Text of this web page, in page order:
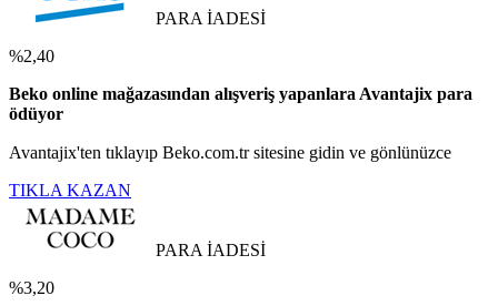
PARA İADESİ
%2,40
Beko online mağazasından alışveriş yapanlara Avantajix para
ödüyor
Avantajix'ten tıklayıp Beko.com.tr sitesine gidin ve gönlünüzce
TIKLA KAZAN
PARA İADESİ
%3,20